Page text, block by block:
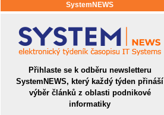
SystemNEWS
Přihlaste se k odběru newsletteru
SystemNEWS, který každý týden přináší
výběr článků z oblasti podnikové
informatiky